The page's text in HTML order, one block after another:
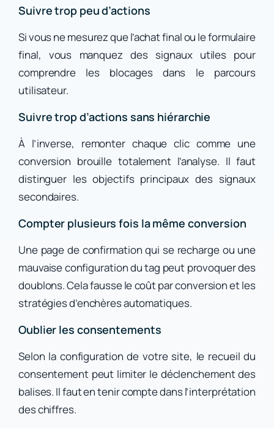
Suivre trop peu d’actions
Si vous ne mesurez que l’achat final ou le formulaire
final, vous manquez des signaux utiles pour
comprendre les blocages dans le parcours
utilisateur.
Suivre trop d’actions sans hiérarchie
À l’inverse, remonter chaque clic comme une
conversion brouille totalement l’analyse. Il faut
distinguer les objectifs principaux des signaux
secondaires.
Compter plusieurs fois la même conversion
Une page de confirmation qui se recharge ou une
mauvaise configuration du tag peut provoquer des
doublons. Cela fausse le coût par conversion et les
stratégies d’enchères automatiques.
Oublier les consentements
Selon la configuration de votre site, le recueil du
consentement peut limiter le déclenchement des
balises. Il faut en tenir compte dans l’interprétation
des chiffres.